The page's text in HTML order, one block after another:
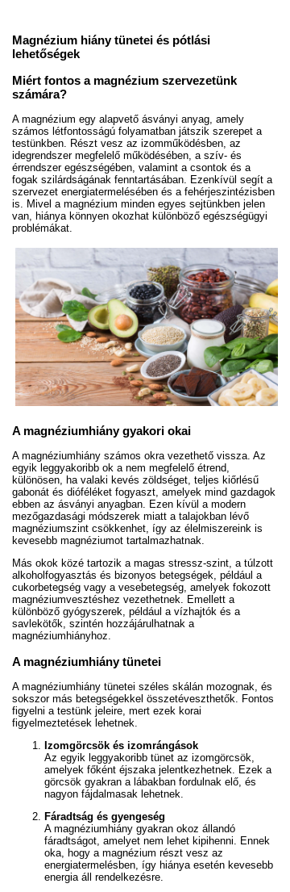
Magnézium hiány tünetei és pótlási
lehetőségek
Miért fontos a magnézium szervezetünk
számára?
A magnézium egy alapvető ásványi anyag, amely
számos létfontosságú folyamatban játszik szerepet a
testünkben. Részt vesz az izomműködésben, az
idegrendszer megfelelő működésében, a szív- és
érrendszer egészségében, valamint a csontok és a
fogak szilárdságának fenntartásában. Ezenkívül segít a
szervezet energiatermelésében és a fehérjeszintézisben
is. Mivel a magnézium minden egyes sejtünkben jelen
van, hiánya könnyen okozhat különböző egészségügyi
problémákat.
A magnéziumhiány gyakori okai
A magnéziumhiány számos okra vezethető vissza. Az
egyik leggyakoribb ok a nem megfelelő étrend,
különösen, ha valaki kevés zöldséget, teljes kiőrlésű
gabonát és dióféléket fogyaszt, amelyek mind gazdagok
ebben az ásványi anyagban. Ezen kívül a modern
mezőgazdasági módszerek miatt a talajokban lévő
magnéziumszint csökkenhet, így az élelmiszereink is
kevesebb magnéziumot tartalmazhatnak.
Más okok közé tartozik a magas stressz-szint, a túlzott
alkoholfogyasztás és bizonyos betegségek, például a
cukorbetegség vagy a vesebetegség, amelyek fokozott
magnéziumvesztéshez vezethetnek. Emellett a
különböző gyógyszerek, például a vízhajtók és a
savlekötők, szintén hozzájárulhatnak a
magnéziumhiányhoz.
A magnéziumhiány tünetei
A magnéziumhiány tünetei széles skálán mozognak, és
sokszor más betegségekkel összetéveszthetők. Fontos
figyelni a testünk jeleire, mert ezek korai
figyelmeztetések lehetnek.
Izomgörcsök és izomrángások
Az egyik leggyakoribb tünet az izomgörcsök,
amelyek főként éjszaka jelentkezhetnek. Ezek a
görcsök gyakran a lábakban fordulnak elő, és
nagyon fájdalmasak lehetnek.
Fáradtság és gyengeség
A magnéziumhiány gyakran okoz állandó
fáradtságot, amelyet nem lehet kipihenni. Ennek
oka, hogy a magnézium részt vesz az
energiatermelésben, így hiánya esetén kevesebb
energia áll rendelkezésre.